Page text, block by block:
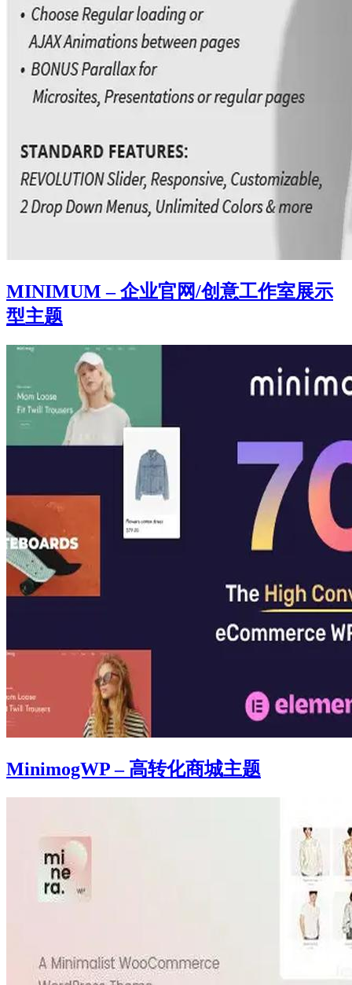
MINIMUM – 企业官网/创意工作室展示
型主题
MinimogWP – 高转化商城主题